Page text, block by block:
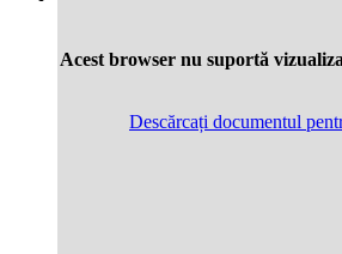
Acest browser nu suportă
Descărcați documentul